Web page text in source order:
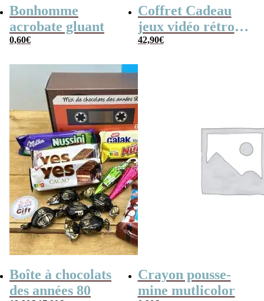
Bonhomme
acrobate gluant
0,60€
Coffret Cadeau
jeux vidéo rétro
(avec sa console de
42,90€
Boîte à chocolats
des années 80
Crayon pousse-
mine mutlicolor